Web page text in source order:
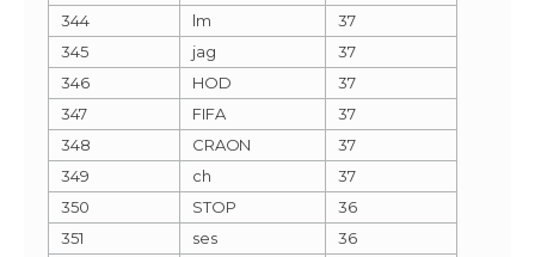
344
lm
37
345
jag
37
346
HOD
37
347
FIFA
37
348
CRAON
37
349
ch
37
350
STOP
36
351
ses
36